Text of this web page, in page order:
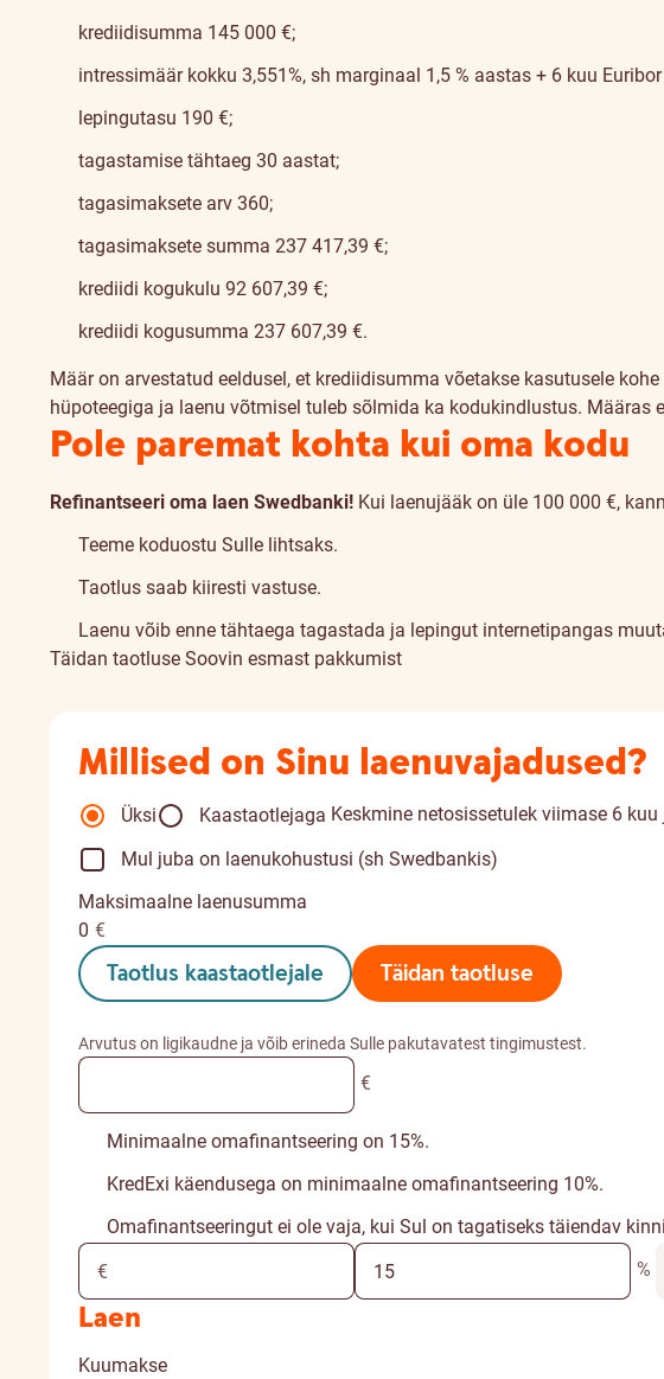
krediidisumma 145 000 €;
intressimäär kokku 3,551%, sh marginaal 1,5 % aastas + 6 kuu
lepingutasu 190 €;
tagastamise tähtaeg 30 aastat;
tagasimaksete arv 360;
tagasimaksete summa 237 417,39 €;
krediidi kogukulu 92 607,39 €;
krediidi kogusumma 237 607,39 €.
Määr on arvestatud eeldusel, et krediidisumma võetakse kasutusele
hüpoteegiga ja laenu võtmisel tuleb sõlmida ka kodukindlustus.
Pole paremat kohta kui oma kodu
Refinantseeri oma laen Swedbanki! Kui laenujääk on üle 100 000 €,
Teeme koduostu Sulle lihtsaks.
Taotlus saab kiiresti vastuse.
Laenu võib enne tähtaega tagastada ja lepingut internetipangas
Täidan taotluse Soovin esmast pakkumist
Millised on Sinu laenuvajadused?
Üksi Kaastaotlejaga Keskmine netosissetulek viimase 6 kuu
Mul juba on laenukohustusi (sh Swedbankis)
Maksimaalne laenusumma
0 €
Taotlus kaastaotlejale Täidan taotluse
Arvutus on ligikaudne ja võib erineda Sulle pakutavatest tingimustest.
€
Minimaalne omafinantseering on 15%.
KredExi käendusega on minimaalne omafinantseering 10%.
Omafinantseeringut ei ole vaja, kui Sul on tagatiseks täiendav
%
Laen
Kuumakse